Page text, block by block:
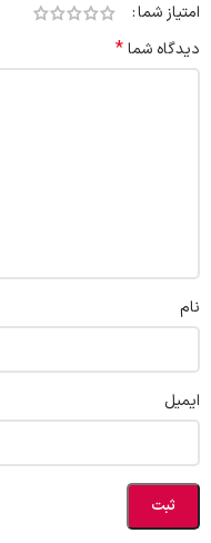
امتیاز شما
دیدگاه شما*
نام
ایمیل